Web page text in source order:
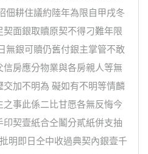
佃耕住議約陸年為限自甲戌冬
面銀取贖原契不得刁難年限
無銀可贖仍舊付銀主掌管不敢
房應分物業與各房親人等無
加不明為 礙如有不明等情麟
之事此係二比甘愿各無反悔今
契壹紙合仝鬮分貳紙併支抽
明即日仝中收過典契內銀壹千